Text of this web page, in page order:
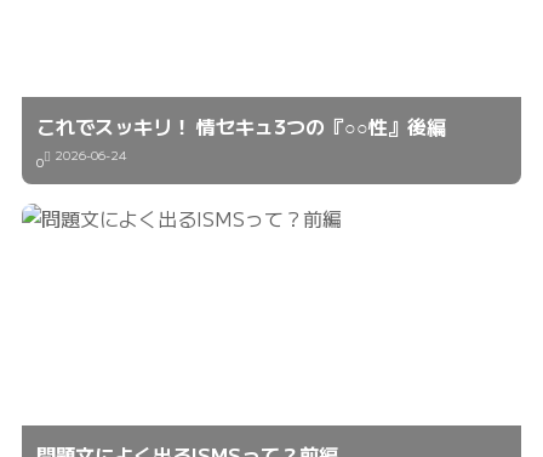
これでスッキリ！ 情セキュ3つの『○○性』後編
0 2026-06-24